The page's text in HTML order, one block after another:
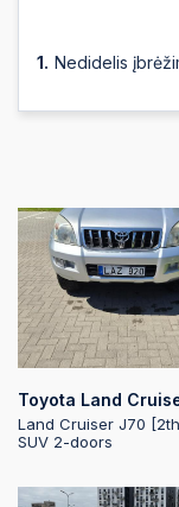
Nedidelis
Toyota Land
Land Cruiser J70
SUV 2-doors